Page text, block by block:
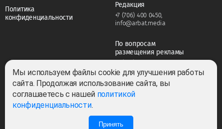
Политика
конфиденциальности
Редакция
+7 (706) 400 0450,
info@arbat.media
По вопросам
размещения рекламы
adv@arbat.media
Мы используем файлы cookie для улучшения работы
сайта. Продолжая использование сайта, вы
соглашаетесь с нашей политикой
конфиденциальности.
Принять